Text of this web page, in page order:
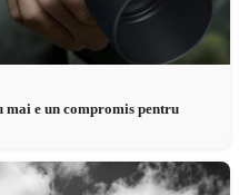
mai e un compromis pentru